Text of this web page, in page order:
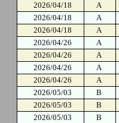
2026/04/18
A
2026/04/18
A
2026/04/18
A
2026/04/26
A
2026/04/26
A
2026/04/26
A
2026/04/26
A
2026/05/03
B
2026/05/03
B
2026/05/03
B